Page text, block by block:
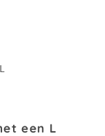
een L